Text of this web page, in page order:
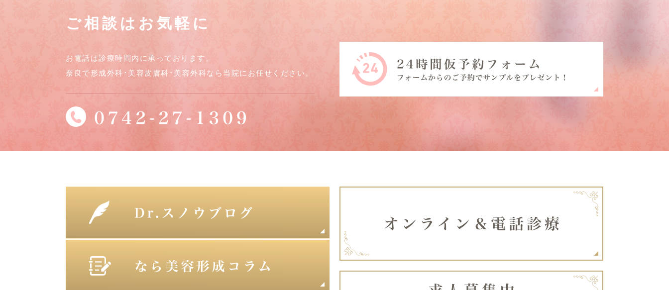
ご相談はお気軽に
お電話は診療時間内に承っております。
奈良で形成外科･美容皮膚科･美容外科なら当院にお任せください。